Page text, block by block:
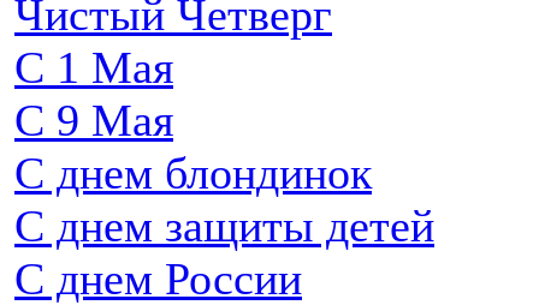
Чистый Четверг
С 1 Мая
С 9 Мая
С днем блондинок
С днем защиты детей
С днем России